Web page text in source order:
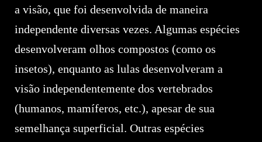
a visão, que foi desenvolvida de maneira
independente diversas vezes. Algumas espécies
desenvolveram olhos compostos (como os
insetos), enquanto as lulas desenvolveram a
visão independentemente dos vertebrados
(humanos, mamíferos, etc.), apesar de sua
semelhança superficial. Outras espécies